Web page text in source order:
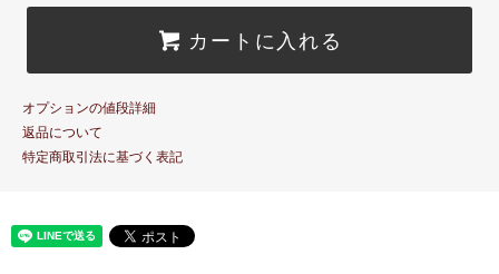
カートに入れる
オプションの値段詳細
返品について
特定商取引法に基づく表記